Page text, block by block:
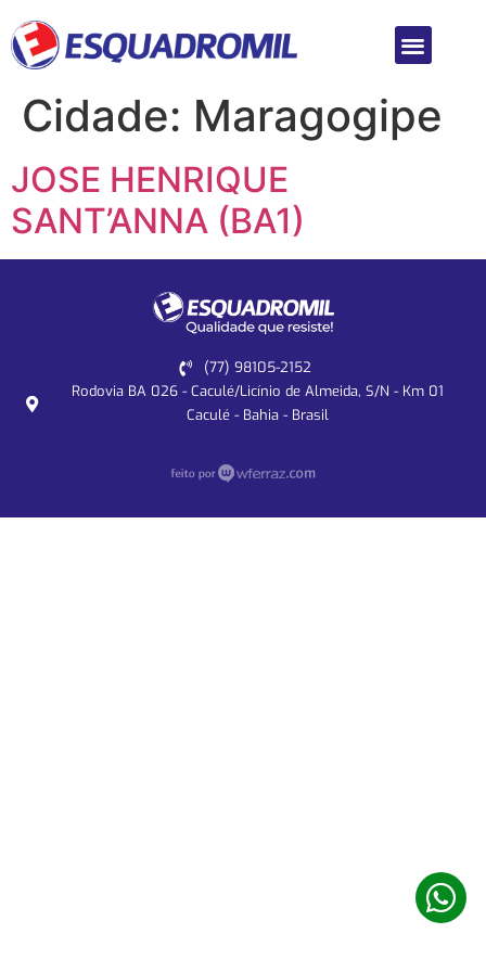
Cidade: Maragogipe
JOSE HENRIQUE
SANT’ANNA (BA1)
(77) 98105-2152
Rodovia BA 026 - Caculé/Licínio de Almeida, S/N - Km 01
Caculé - Bahia - Brasil